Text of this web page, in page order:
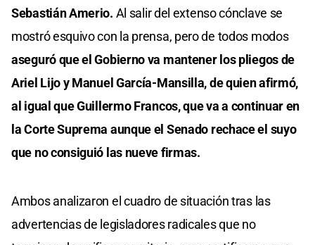
Sebastián Amerio. Al salir del extenso cónclave se
mostró esquivo con la prensa, pero de todos modos
aseguró que el Gobierno va mantener los pliegos de
Ariel Lijo y Manuel García-Mansilla, de quien afirmó,
al igual que Guillermo Francos, que va a continuar en
la Corte Suprema aunque el Senado rechace el suyo
que no consiguió las nueve firmas.
Ambos analizaron el cuadro de situación tras las
advertencias de legisladores radicales que no